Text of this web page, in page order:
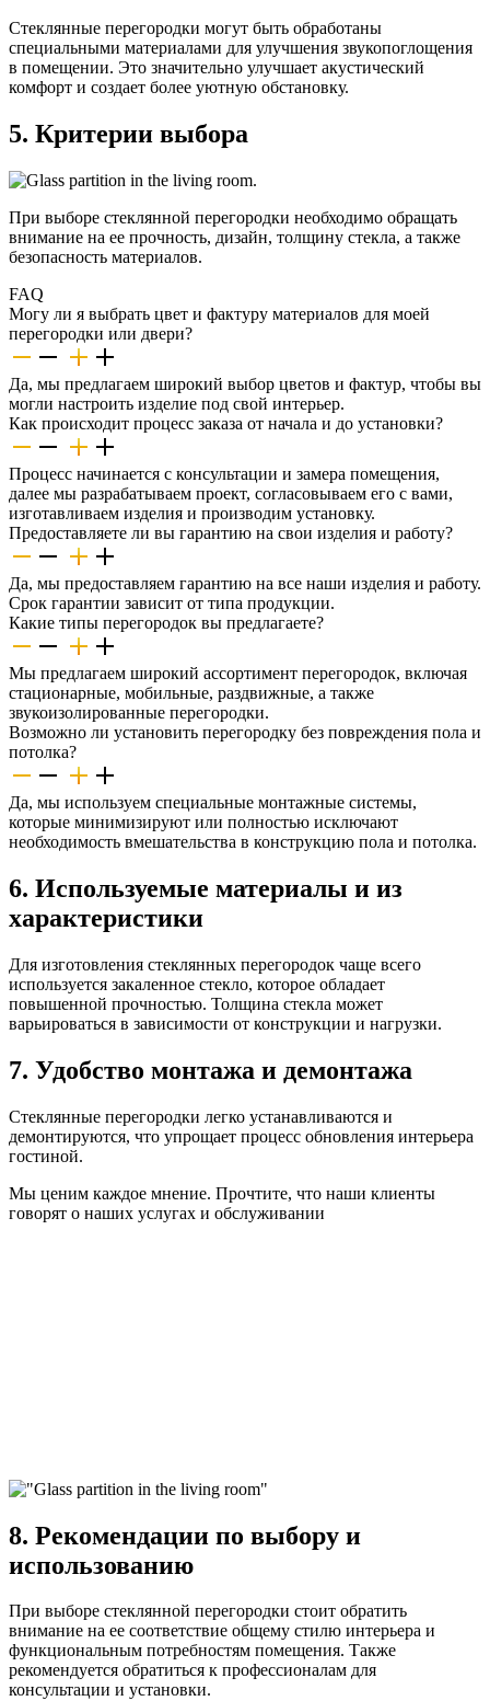
Стеклянные перегородки могут быть обработаны
специальными материалами для улучшения звукопоглощения
в помещении. Это значительно улучшает акустический
комфорт и создает более уютную обстановку.
5. Критерии выбора
При выборе стеклянной перегородки необходимо обращать
внимание на ее прочность, дизайн, толщину стекла, а также
безопасность материалов.
FAQ
Могу ли я выбрать цвет и фактуру материалов для моей
перегородки или двери?
Да, мы предлагаем широкий выбор цветов и фактур, чтобы вы
могли настроить изделие под свой интерьер.
Как происходит процесс заказа от начала и до установки?
Процесс начинается с консультации и замера помещения,
далее мы разрабатываем проект, согласовываем его с вами,
изготавливаем изделия и производим установку.
Предоставляете ли вы гарантию на свои изделия и работу?
Да, мы предоставляем гарантию на все наши изделия и работу.
Срок гарантии зависит от типа продукции.
Какие типы перегородок вы предлагаете?
Мы предлагаем широкий ассортимент перегородок, включая
стационарные, мобильные, раздвижные, а также
звукоизолированные перегородки.
Возможно ли установить перегородку без повреждения пола и
потолка?
Да, мы используем специальные монтажные системы,
которые минимизируют или полностью исключают
необходимость вмешательства в конструкцию пола и потолка.
6. Используемые материалы и из
характеристики
Для изготовления стеклянных перегородок чаще всего
используется закаленное стекло, которое обладает
повышенной прочностью. Толщина стекла может
варьироваться в зависимости от конструкции и нагрузки.
7. Удобство монтажа и демонтажа
Стеклянные перегородки легко устанавливаются и
демонтируются, что упрощает процесс обновления интерьера
гостиной.
Мы ценим каждое мнение. Прочтите, что наши клиенты
говорят о наших услугах и обслуживании
8. Рекомендации по выбору и
использованию
При выборе стеклянной перегородки стоит обратить
внимание на ее соответствие общему стилю интерьера и
функциональным потребностям помещения. Также
рекомендуется обратиться к профессионалам для
консультации и установки.